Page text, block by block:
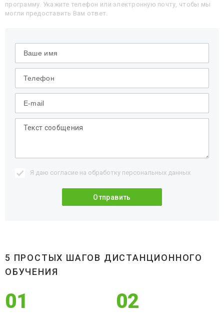
программу. Укажите телефон или электронную почту, чтобы мы
могли предоставить Вам ответ.
Я даю согласие на обработку персональных данных
5 ПРОСТЫХ ШАГОВ ДИСТАНЦИОННОГО
ОБУЧЕНИЯ
01 02